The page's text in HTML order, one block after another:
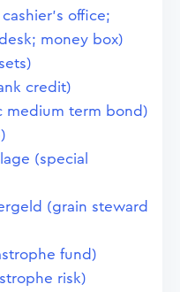
office;
money box)
credit)
medium term bond)
(special
(grain steward
fund)
risk)